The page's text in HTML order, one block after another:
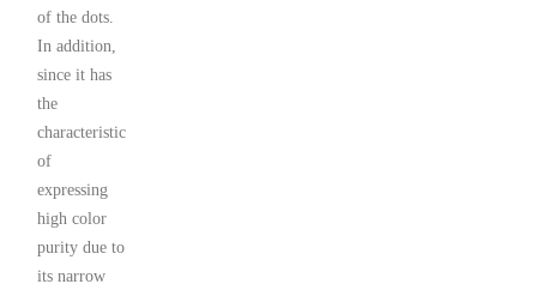
of the dots.
In addition,
since it has
the
characteristic
of
expressing
high color
purity due to
its narrow